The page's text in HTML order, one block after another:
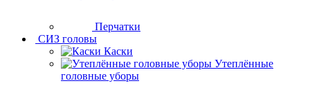
Перчатки
СИЗ головы
Каски
Утеплённые
головные уборы